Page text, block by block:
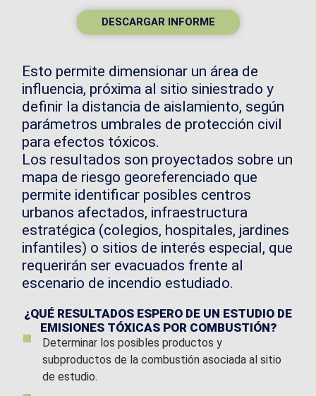
DESCARGAR INFORME
Esto permite dimensionar un área de
influencia, próxima al sitio siniestrado y
definir la distancia de aislamiento, según
parámetros umbrales de protección civil
para efectos tóxicos.
Los resultados son proyectados sobre un
mapa de riesgo georeferenciado que
permite identificar posibles centros
urbanos afectados, infraestructura
estratégica (colegios, hospitales, jardines
infantiles) o sitios de interés especial, que
requerirán ser evacuados frente al
escenario de incendio estudiado.
¿QUÉ RESULTADOS ESPERO DE UN ESTUDIO DE
EMISIONES TÓXICAS POR COMBUSTIÓN?
Determinar los posibles productos y
subproductos de la combustión asociada al sitio
de estudio.